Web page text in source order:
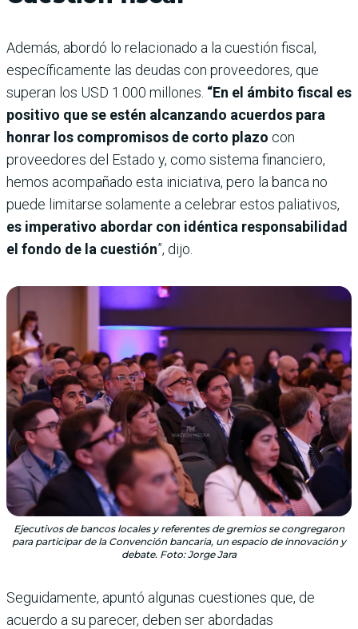
Además, abordó lo relacionado a la cuestión fiscal,
específicamente las deudas con proveedores, que
superan los USD 1.000 millones. “En el ámbito fiscal es
positivo que se estén alcanzando acuerdos para
honrar los compromisos de corto plazo con
proveedores del Estado y, como sistema financiero,
hemos acompañado esta iniciativa, pero la banca no
puede limitarse solamente a celebrar estos paliativos,
es imperativo abordar con idéntica responsabilidad
el fondo de la cuestión”, dijo.
Ejecutivos de bancos locales y referentes de gremios se congregaron
para participar de la Convención bancaria, un espacio de innovación y
debate. Foto: Jorge Jara
Seguidamente, apuntó algunas cuestiones que, de
acuerdo a su parecer, deben ser abordadas